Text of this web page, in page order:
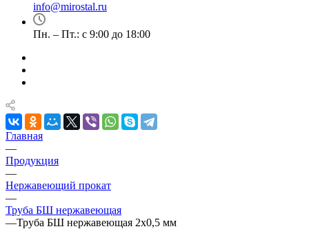
info@mirostal.ru
Пн. – Пт.: с 9:00 до 18:00
Главная
—
Продукция
—
Нержавеющий прокат
—
Труба БШ нержавеющая
—Труба БШ нержавеющая 2х0,5 мм